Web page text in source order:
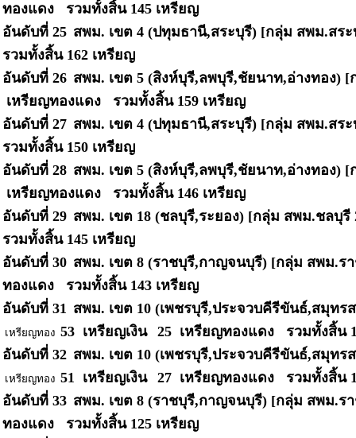
ทองแดง รวมทั้งสิ้น 145 เหรียญ
อันดับที่ 25 สพม. เขต 4 (ปทุมธานี,สระบุรี) [กลุ่ม สพม.สร
รวมทั้งสิ้น 162 เหรียญ
อันดับที่ 26 สพม. เขต 5 (สิงห์บุรี,ลพบุรี,ชัยนาท,อ่างทอง)
เหรียญทองแดง รวมทั้งสิ้น 159 เหรียญ
อันดับที่ 27 สพม. เขต 4 (ปทุมธานี,สระบุรี) [กลุ่ม สพม.สร
รวมทั้งสิ้น 150 เหรียญ
อันดับที่ 28 สพม. เขต 5 (สิงห์บุรี,ลพบุรี,ชัยนาท,อ่างทอง)
เหรียญทองแดง รวมทั้งสิ้น 146 เหรียญ
อันดับที่ 29 สพม. เขต 18 (ชลบุรี,ระยอง) [กลุ่ม สพม.ชลบุ
รวมทั้งสิ้น 145 เหรียญ
อันดับที่ 30 สพม. เขต 8 (ราชบุรี,กาญจนบุรี) [กลุ่ม สพม.ร
ทองแดง รวมทั้งสิ้น 143 เหรียญ
อันดับที่ 31 สพม. เขต 10 (เพชรบุรี,ประจวบคีรีขันธ์,สมุท
เหรียญทอง 53 เหรียญเงิน 25 เหรียญทองแดง รวมทั้งสิ้น
อันดับที่ 32 สพม. เขต 10 (เพชรบุรี,ประจวบคีรีขันธ์,สมุท
เหรียญทอง 51 เหรียญเงิน 27 เหรียญทองแดง รวมทั้งสิ้น
อันดับที่ 33 สพม. เขต 8 (ราชบุรี,กาญจนบุรี) [กลุ่ม สพม.ร
ทองแดง รวมทั้งสิ้น 125 เหรียญ